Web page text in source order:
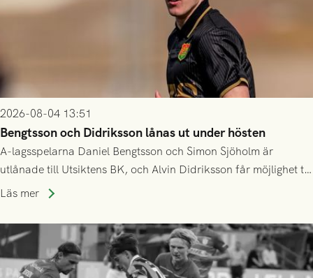
2026-08-04 13:51
Bengtsson och Didriksson lånas ut under hösten
A-lagsspelarna Daniel Bengtsson och Simon Sjöholm är
utlånade till Utsiktens BK, och Alvin Didriksson får möjlighet till
speltid i Hestrafors genom föreningssamarbete.
Läs mer